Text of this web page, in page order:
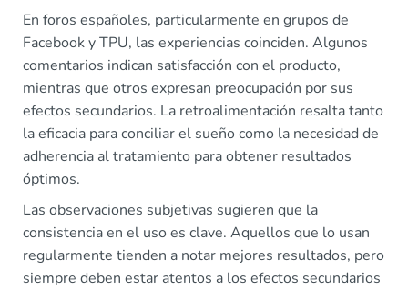
En foros españoles, particularmente en grupos de
Facebook y TPU, las experiencias coinciden. Algunos
comentarios indican satisfacción con el producto,
mientras que otros expresan preocupación por sus
efectos secundarios. La retroalimentación resalta tanto
la eficacia para conciliar el sueño como la necesidad de
adherencia al tratamiento para obtener resultados
óptimos.
Las observaciones subjetivas sugieren que la
consistencia en el uso es clave. Aquellos que lo usan
regularmente tienden a notar mejores resultados, pero
siempre deben estar atentos a los efectos secundarios